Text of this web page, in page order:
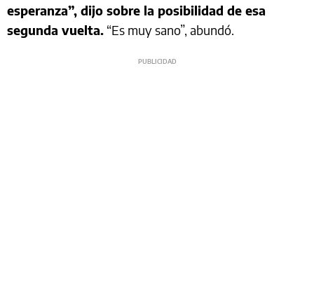
esperanza”, dijo sobre la posibilidad de esa
segunda vuelta. “Es muy sano”, abundó.